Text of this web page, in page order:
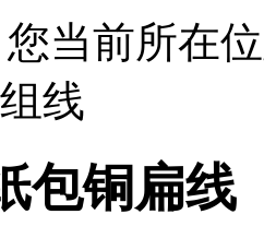
您当前所在
线
包铜扁线